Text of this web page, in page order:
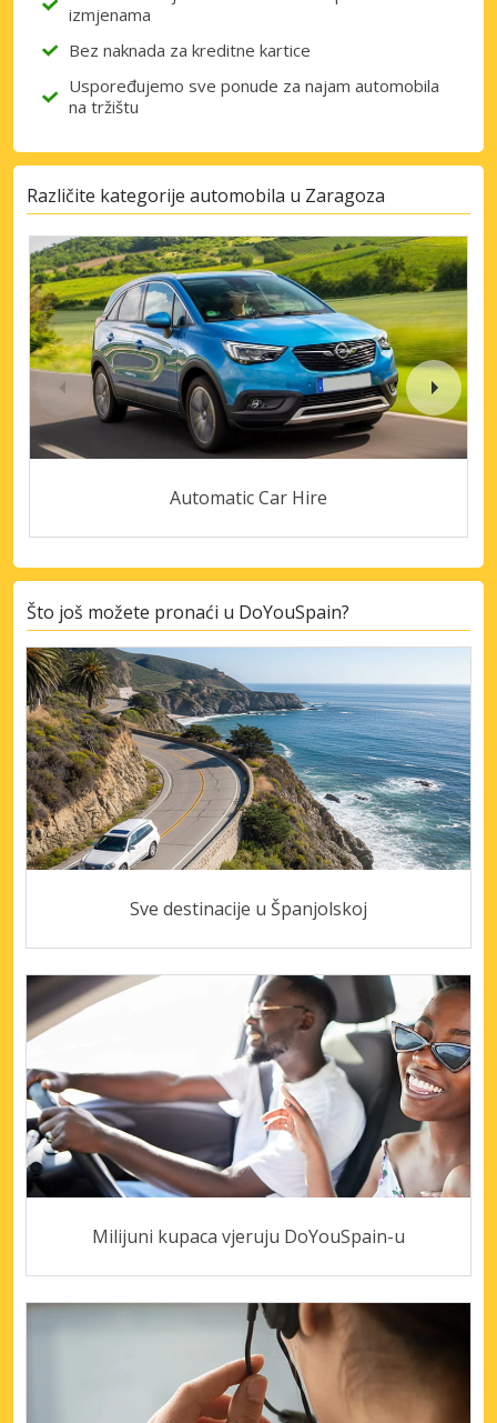
izmjenama
Bez naknada za kreditne kartice
Uspoređujemo sve ponude za najam automobila
na tržištu
Različite kategorije automobila u Zaragoza
Automatic Car Hire
Što još možete pronaći u DoYouSpain?
Sve destinacije u Španjolskoj
Milijuni kupaca vjeruju DoYouSpain-u